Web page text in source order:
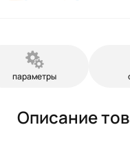
параметры
Описание